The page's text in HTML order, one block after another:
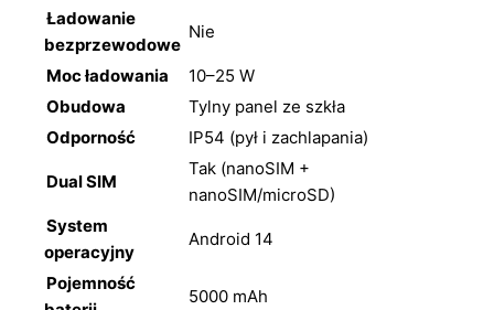
Ładowanie
bezprzewodowe
Nie
Moc ładowania
10–25 W
Obudowa
Tylny panel ze szkła
Odporność
IP54 (pył i zachlapania)
Dual SIM
Tak (nanoSIM +
nanoSIM/microSD)
System
operacyjny
Android 14
Pojemność
5000 mAh